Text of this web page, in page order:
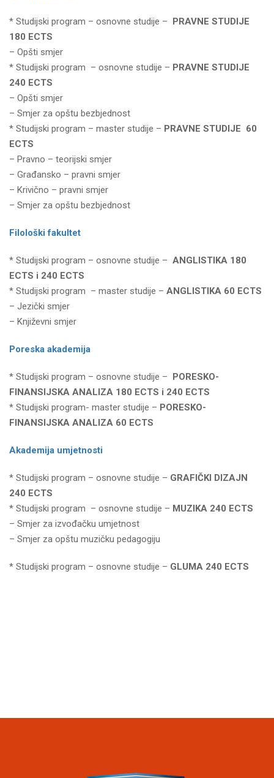
* Studijski program – osnovne studije – PRAVNE STUDIJE
180 ECTS
– Opšti smjer
* Studijski program – osnovne studije – PRAVNE STUDIJE
240 ECTS
– Opšti smjer
– Smjer za opštu bezbjednost
* Studijski program – master studije – PRAVNE STUDIJE 60
ECTS
– Pravno – teorijski smjer
– Građansko – pravni smjer
– Krivično – pravni smjer
– Smjer za opštu bezbjednost
Filološki fakultet
* Studijski program – osnovne studije – ANGLISTIKA 180
ECTS i 240 ECTS
* Studijski program – master studije – ANGLISTIKA 60 ECTS
– Jezički smjer
– Književni smjer
Poreska akademija
* Studijski program – osnovne studije – PORESKO-
FINANSIJSKA ANALIZA 180 ECTS i 240 ECTS
* Studijski program- master studije – PORESKO-
FINANSIJSKA ANALIZA 60 ECTS
Akademija umjetnosti
* Studijski program – osnovne studije – GRAFIČKI DIZAJN
240 ECTS
* Studijski program – osnovne studije – MUZIKA 240 ECTS
– Smjer za izvođačku umjetnost
– Smjer za opštu muzičku pedagogiju
* Studijski program – osnovne studije – GLUMA 240 ECTS